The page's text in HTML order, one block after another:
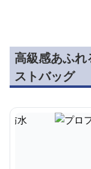
高級感あふ
ストバッグ